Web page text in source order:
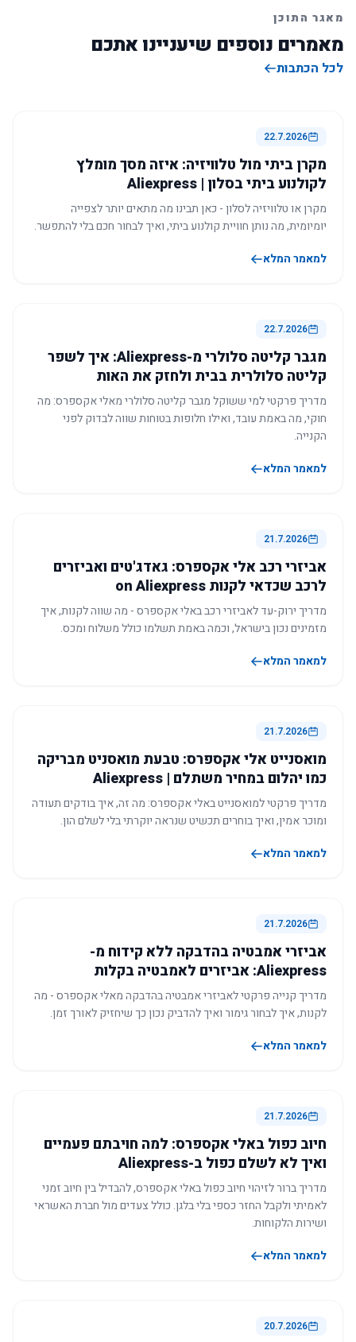
מאגר התוכן
מאמרים נוספים שיעניינו אתכם
לכל הכתבות
22.7.2026
מקרן ביתי מול טלוויזיה: איזה מסך מומלץ
לקולנוע ביתי בסלון | Aliexpress
מקרן או טלוויזיה לסלון - כאן תבינו מה מתאים יותר לצפייה
יומיומית, מה נותן חוויית קולנוע ביתי, ואיך לבחור חכם בלי להתפשר.
למאמר המלא
22.7.2026
מגבר קליטה סלולרי מ-Aliexpress: איך לשפר
קליטה סלולרית בבית ולחזק את האות
מדריך פרקטי למי ששוקל מגבר קליטה סלולרי מאלי אקספרס: מה
חוקי, מה באמת עובד, ואילו חלופות בטוחות שווה לבדוק לפני
הקנייה.
למאמר המלא
21.7.2026
אביזרי רכב אלי אקספרס: גאדג'טים ואביזרים
לרכב שכדאי לקנות on Aliexpress
מדריך ירוק-עד לאביזרי רכב באלי אקספרס - מה שווה לקנות, איך
מזמינים נכון בישראל, וכמה באמת תשלמו כולל משלוח ומכס.
למאמר המלא
21.7.2026
מואסנייט אלי אקספרס: טבעת מואסניט מבריקה
כמו יהלום במחיר משתלם | Aliexpress
מדריך פרקטי למואסנייט באלי אקספרס: מה זה, איך בודקים תעודה
ומוכר אמין, ואיך בוחרים תכשיט שנראה יוקרתי בלי לשלם הון.
למאמר המלא
21.7.2026
אביזרי אמבטיה בהדבקה ללא קידוח מ-
Aliexpress: אביזרים לאמבטיה בקלות
מדריך קנייה פרקטי לאביזרי אמבטיה בהדבקה מאלי אקספרס - מה
לקנות, איך לבחור גימור ואיך להדביק נכון כך שיחזיק לאורך זמן.
למאמר המלא
21.7.2026
חיוב כפול באלי אקספרס: למה חויבתם פעמיים
ואיך לא לשלם כפול ב-Aliexpress
מדריך ברור לזיהוי חיוב כפול באלי אקספרס, להבדיל בין חיוב זמני
לאמיתי ולקבל החזר כספי בלי בלגן. כולל צעדים מול חברת האשראי
ושירות הלקוחות.
למאמר המלא
20.7.2026